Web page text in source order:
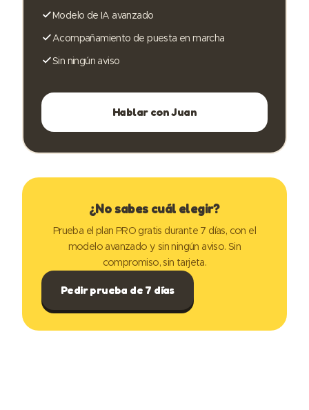
Modelo de IA avanzado
Acompañamiento de puesta en marcha
Sin ningún aviso
Hablar con Juan
¿No sabes cuál elegir?
Prueba el plan PRO gratis durante 7 días, con el
modelo avanzado y sin ningún aviso. Sin
compromiso, sin tarjeta.
Pedir prueba de 7 días